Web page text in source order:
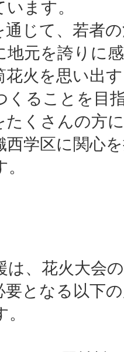
ます。
通じて、若者
地元を誇りに
花火を思い出
くることを目
たくさんの方
西学区に関心
は、花火大会
要となる以下